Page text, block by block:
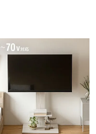
、包み込まれるよ